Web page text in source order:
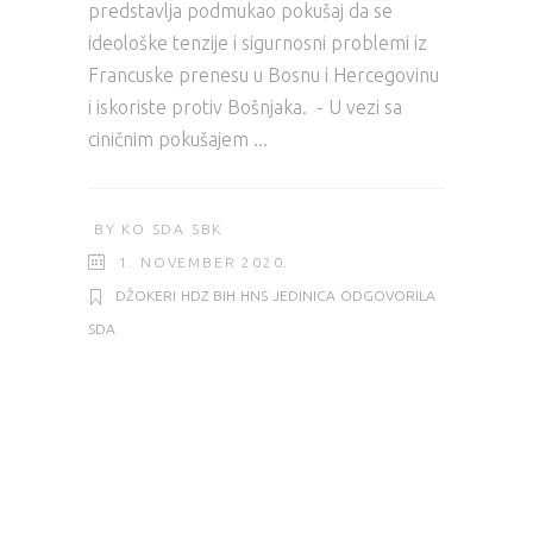
predstavlja podmukao pokušaj da se
ideološke tenzije i sigurnosni problemi iz
Francuske prenesu u Bosnu i Hercegovinu
i iskoriste protiv Bošnjaka. - U vezi sa
ciničnim pokušajem
BY KO SDA SBK
1. NOVEMBER 2020.
DŽOKERI HDZ BIH HNS JEDINICA ODGOVORILA
SDA